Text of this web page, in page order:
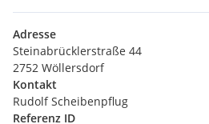
Adresse
Steinabrücklerstraße 44
2752 Wöllersdorf
Kontakt
Rudolf Scheibenpflug
Referenz ID